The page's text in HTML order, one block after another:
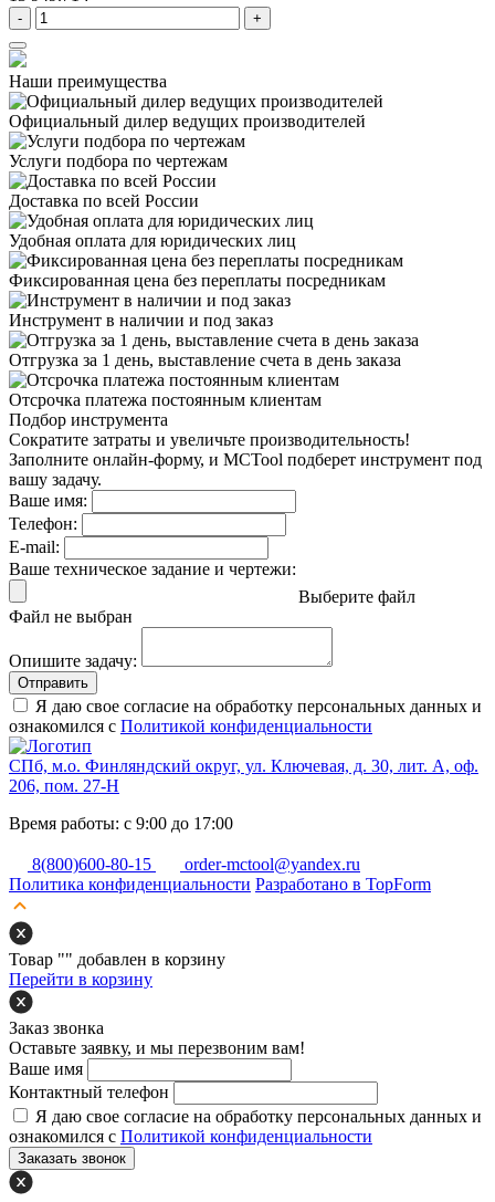
- +
Наши преимущества
Официальный дилер ведущих производителей
Услуги подбора по чертежам
Доставка по всей России
Удобная оплата для юридических лиц
Фиксированная цена без переплаты посредникам
Инструмент в наличии и под заказ
Отгрузка за 1 день, выставление счета в день заказа
Отсрочка платежа постоянным клиентам
Подбор инструмента
Сократите затраты и увеличьте производительность!
Заполните онлайн-форму, и MCTool подберет инструмент под
вашу задачу.
Ваше имя:
Телефон:
E-mail:
Ваше техническое задание и чертежи:
Выберите файл
Файл не выбран
Опишите задачу:
Отправить
Я даю свое согласие на обработку персональных данных и
ознакомился с Политикой конфиденциальности
СПб, м.о. Финляндский округ, ул. Ключевая, д. 30, лит. А, оф.
206, пом. 27-Н
Время работы: с 9:00 до 17:00
8(800)600-80-15
order-mctool@yandex.ru
Политика конфиденциальности Разработано в TopForm
Товар "" добавлен в корзину
Перейти в корзину
Заказ звонка
Оставьте заявку, и мы перезвоним вам!
Ваше имя
Контактный телефон
Я даю свое согласие на обработку персональных данных и
ознакомился с Политикой конфиденциальности
Заказать звонок